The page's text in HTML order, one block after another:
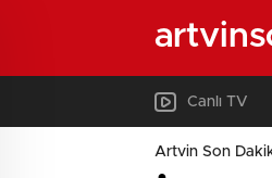
Canlı TV
Artvin Son